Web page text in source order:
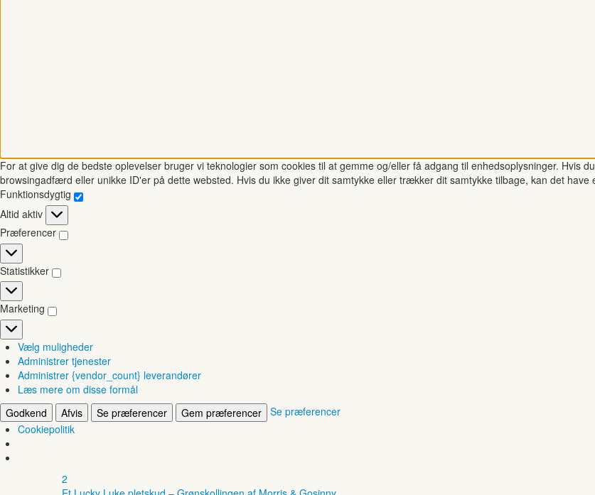
For at give dig de bedste oplevelser bruger vi teknologier som cookies til at gemme og/eller få adgang til enhedsoplysninger. Hvis
browsingadfærd eller unikke ID'er på dette websted. Hvis du ikke giver dit samtykke eller trækker dit samtykke tilbage, kan det
Funktionsdygtig
Funktionsdygtig
Altid aktiv
Præferencer
Præferencer
Statistikker
Statistikker
Marketing
Marketing
Vælg muligheder
Administrer tjenester
Administrer {vendor_count} leverandører
Læs mere om disse formål
Godkend
Afvis Se præferencer Gem præferencer Se præferencer
Cookiepolitik
2